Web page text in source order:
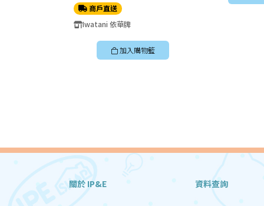
商戶直送
Iwatani 依華牌
加入購物籃
關於 IP&E 資料查詢